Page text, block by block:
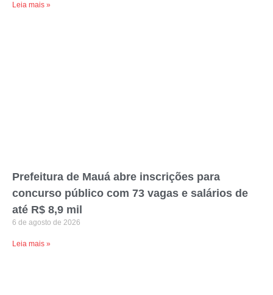
Leia mais »
Prefeitura de Mauá abre inscrições para
concurso público com 73 vagas e salários de
até R$ 8,9 mil
6 de agosto de 2026
Leia mais »